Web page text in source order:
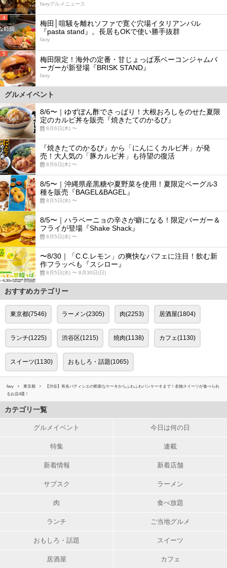
favyグルメニュース
4
梅田│喧騒を離れソファで寛ぐ穴場イタリアンバル
『pasta stand』。長居もOKで使い勝手抜群
favy
5
梅田限定！海外の定番・甘じょっぱ系ベーコンジャムバ
ーガーが新登場『BRISK STAND』
favy
グルメイベント
8/6〜｜ゆずぽん酢でさっぱり！大根おろしをのせた夏限
定のカルビ丼を販売『焼きたてのかるび』
8月6日(木) 〜
『焼きたてのかるび』から「にんにくカルビ丼」が発
売！大人気の「豚カルビ丼」も待望の復活
8月6日(木) 〜
8/5〜｜沖縄県産黒糖や夏野菜を使用！夏限定ベーグル3
種を販売『BAGEL&BAGEL』
8月5日(水) 〜
8/5〜｜ハラペーニョの辛さが癖になる！限定バーガー＆
フライが登場『Shake Shack』
8月5日(水) 〜
〜8/30｜「C.C.レモン」の爽快なパフェに注目！飲む新
作フラッペも『スシロー』
8月5日(水) 〜 8月30日(日)
おすすめカテゴリー
東京都(7546) ラーメン(2305) 肉(2253) 居酒屋(1804)
ランチ(1225) 渋谷区(1215) 焼肉(1138) カフェ(1130)
スイーツ(1130) おもしろ・話題(1065)
favy 東京都
【渋谷】有名パティシエの斬新なケーキからふわふわパンケーキまで！名物スイーツが食べられ
るお店4選！
カテゴリ一覧
グルメイベント 今日は何の日
特集 連載
新着情報 新着店舗
サブスク ラーメン
肉 食べ放題
ランチ ご当地グルメ
おもしろ・話題 スイーツ
居酒屋 カフェ